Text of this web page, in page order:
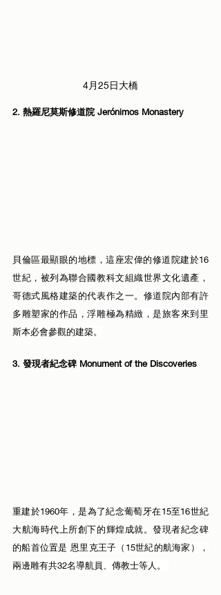
4月25日大橋
2. 熱羅尼莫斯修道院 Jerónimos Monastery
貝倫區最顯眼的地標，這座宏偉的修道院建於16
世紀，被列為聯合國教科文組織世界文化遺產，
哥德式風格建築的代表作之一。 修道院內部有許
多雕塑家的作品，浮雕極為精緻，是旅客來到里
斯本必會參觀的建築。
3. 發現者紀念碑 Monument of the Discoveries
重建於1960年，是為了紀念葡萄牙在15至16世紀
大航海時代上所創下的輝煌成就。發現者紀念碑
的船首位置是 恩里克王子（15世紀的航海家），
兩邊雕有共32名導航員、傳教士等人。